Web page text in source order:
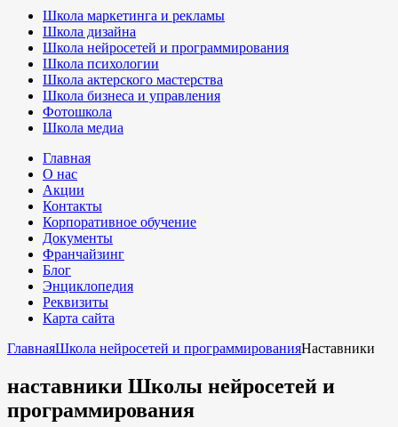
Школа маркетинга и рекламы
Школа дизайна
Школа нейросетей и программирования
Школа психологии
Школа актерского мастерства
Школа бизнеса и управления
Фотошкола
Школа медиа
Главная
О нас
Акции
Контакты
Корпоративное обучение
Документы
Франчайзинг
Блог
Энциклопедия
Реквизиты
Карта сайта
ГлавнаяШкола нейросетей и программированияНаставники
наставники Школы нейросетей и
программирования